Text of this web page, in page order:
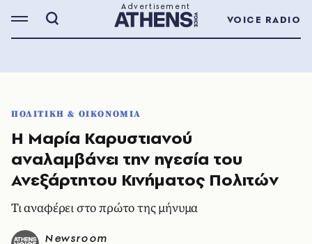
VOICE RADIO
ΠΟΛΙΤΙΚΗ & ΟΙΚΟΝΟΜΙΑ
Η Μαρία Καρυστιανού
αναλαμβάνει την ηγεσία του
Ανεξάρτητου Κινήματος Πολιτών
Τι αναφέρει στο πρώτο της μήνυμα
Newsroom